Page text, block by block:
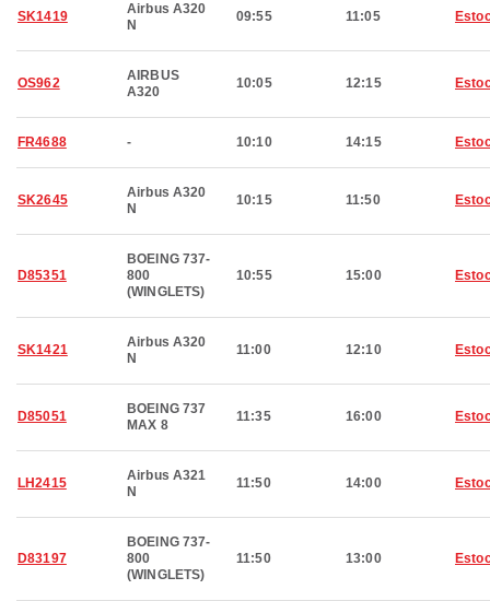
SK1419
Airbus A320
N
09:55 11:05
OS962
AIRBUS
A320
10:05 12:15
FR4688 - 10:10 14:15
SK2645
Airbus A320
N
10:15 11:50
D85351
BOEING 737-
800
(WINGLETS)
10:55 15:00
SK1421
Airbus A320
N
11:00 12:10
D85051
BOEING 737
MAX 8
11:35 16:00
LH2415
Airbus A321
N
11:50 14:00
D83197
BOEING 737-
800
(WINGLETS)
11:50 13:00